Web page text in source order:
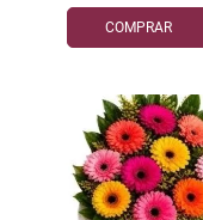
COMPRAR